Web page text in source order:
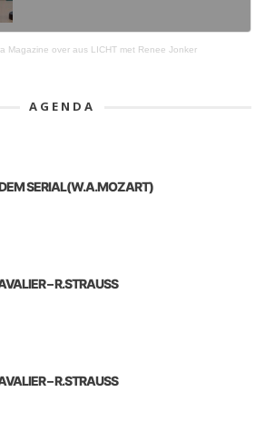
Magazine over aus LICHT met Renee Jonker
AGENDA
SERIAL(W.A.MOZART)
– R.STRAUSS
– R.STRAUSS